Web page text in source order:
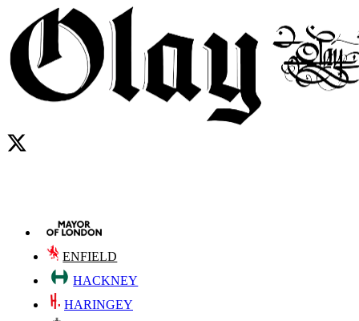
ENFIELD
HACKNEY
HARINGEY